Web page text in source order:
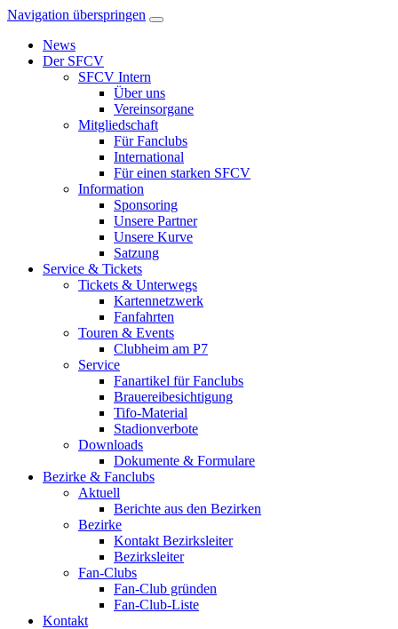
Navigation überspringen
News
Der SFCV
SFCV Intern
Über uns
Vereinsorgane
Mitgliedschaft
Für Fanclubs
International
Für einen starken SFCV
Information
Sponsoring
Unsere Partner
Unsere Kurve
Satzung
Service & Tickets
Tickets & Unterwegs
Kartennetzwerk
Fanfahrten
Touren & Events
Clubheim am P7
Service
Fanartikel für Fanclubs
Brauereibesichtigung
Tifo-Material
Stadionverbote
Downloads
Dokumente & Formulare
Bezirke & Fanclubs
Aktuell
Berichte aus den Bezirken
Bezirke
Kontakt Bezirksleiter
Bezirksleiter
Fan-Clubs
Fan-Club gründen
Fan-Club-Liste
Kontakt